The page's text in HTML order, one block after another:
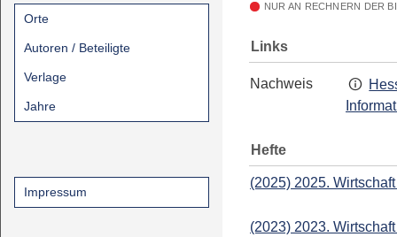
Orte
Autoren / Beteiligte
Verlage
Jahre
Impressum
NUR AN RECHNERN DER
Links
Nachweis
Hefte
(2025) 2025.
(2023) 2023.